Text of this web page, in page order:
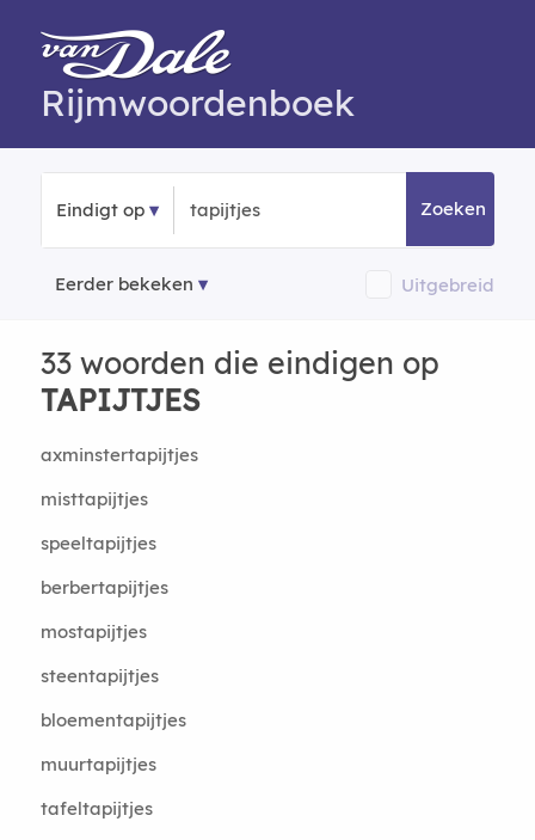
Rijmwoordenboek
Eindigt op Zoeken
Eerder bekeken Uitgebreid
33 woorden die eindigen op
TAPIJTJES
axminstertapijtjes
misttapijtjes
speeltapijtjes
berbertapijtjes
mostapijtjes
steentapijtjes
bloementapijtjes
muurtapijtjes
tafeltapijtjes